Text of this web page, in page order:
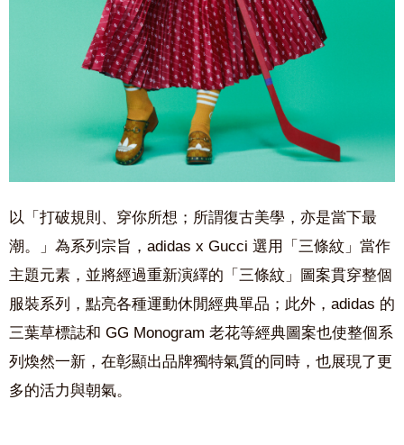
以
「打破規則、穿你所想；所謂復古美學，亦是當下最
潮。
」 為系列 宗旨，adidas x Gucci 選用
「三條紋」當作
主題元素 ，並將經過重新演繹的「三條紋」圖案貫穿整個
服裝系列，點亮各種運動休閒經典單品；此外， adidas 的
三葉草標誌和 GG Monogram 老花等經典圖案也使整個系
列煥然一新，在彰顯出品牌獨特氣質的同時，也展現了更
多的活力與朝氣。